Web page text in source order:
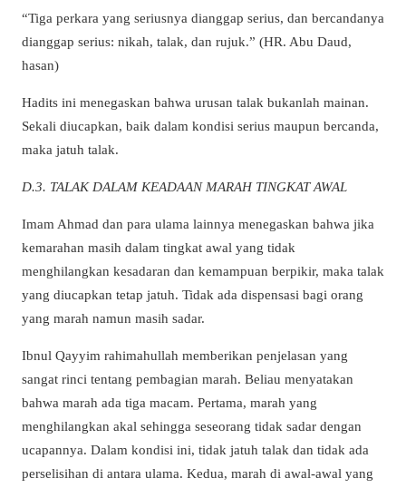
“Tiga perkara yang seriusnya dianggap serius, dan bercandanya
dianggap serius: nikah, talak, dan rujuk.” (HR. Abu Daud,
hasan)
Hadits ini menegaskan bahwa urusan talak bukanlah mainan.
Sekali diucapkan, baik dalam kondisi serius maupun bercanda,
maka jatuh talak.
D.3. TALAK DALAM KEADAAN MARAH TINGKAT AWAL
Imam Ahmad dan para ulama lainnya menegaskan bahwa jika
kemarahan masih dalam tingkat awal yang tidak
menghilangkan kesadaran dan kemampuan berpikir, maka talak
yang diucapkan tetap jatuh. Tidak ada dispensasi bagi orang
yang marah namun masih sadar.
Ibnul Qayyim rahimahullah memberikan penjelasan yang
sangat rinci tentang pembagian marah. Beliau menyatakan
bahwa marah ada tiga macam. Pertama, marah yang
menghilangkan akal sehingga seseorang tidak sadar dengan
ucapannya. Dalam kondisi ini, tidak jatuh talak dan tidak ada
perselisihan di antara ulama. Kedua, marah di awal-awal yang